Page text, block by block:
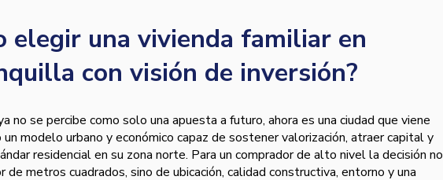
elegir una vivienda familiar en
con visión de inversión?
no se percibe como solo una apuesta a futuro, ahora es una ciudad que viene
un modelo urbano y económico capaz de sostener valorización, atraer capital y
residencial en su zona norte. Para un comprador de alto nivel la decisión no
de metros cuadrados, sino de ubicación, calidad constructiva, entorno y una